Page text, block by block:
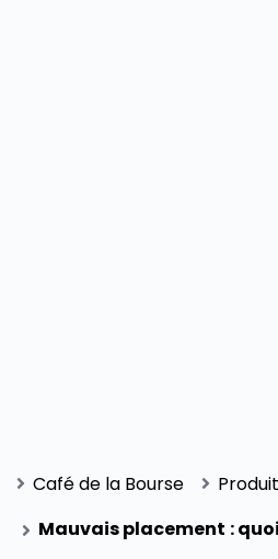
Café de la Bourse
Mauvais placement :